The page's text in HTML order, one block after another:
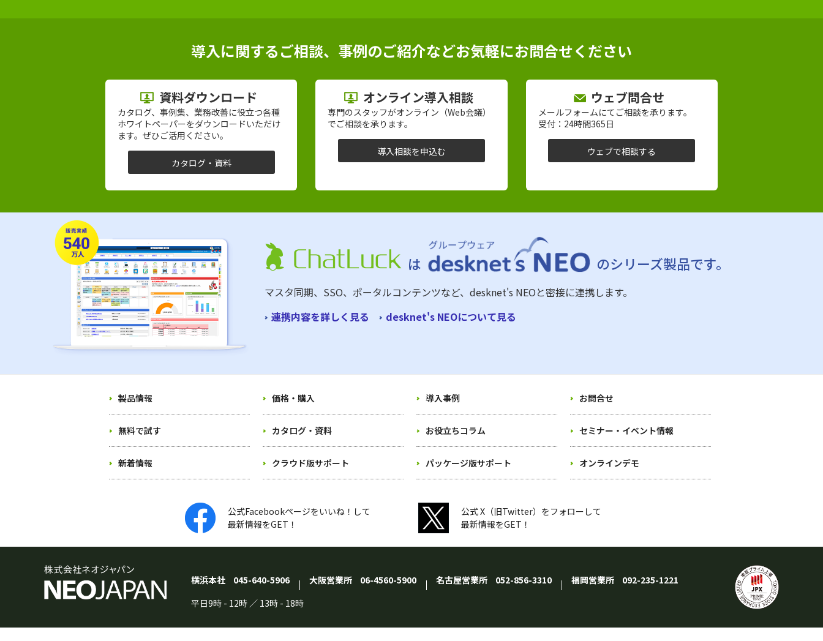
導入に関するご相談、事例のご紹介などお気軽にお問合せください
資料ダウンロード
カタログ、事例集、業務改善に役立つ各種
ホワイトペーパーをダウンロードいただけ
ます。ぜひご活用ください。
カタログ・資料
オンライン導入相談
専門のスタッフがオンライン（Web会議）
でご相談を承ります。
導入相談を申込む
ウェブ問合せ
メールフォームにてご相談を承ります。
受付：24時間365日
ウェブで相談する
は のシリーズ製品です。
マスタ同期、SSO、ポータルコンテンツなど、desknet's NEOと密接に連携します。
連携内容を詳しく見る
desknet's NEOについて見る
製品情報 価格・購入 導入事例 お問合せ
無料で試す カタログ・資料 お役立ちコラム セミナー・イベント情報
新着情報 クラウド版サポート パッケージ版サポート オンラインデモ
公式Facebookページをいいね！して
最新情報をGET！
公式 X（旧Twitter）をフォローして
最新情報をGET！
横浜本社 045-640-5906 大阪営業所 06-4560-5900 名古屋営業所 052-856-3310 福岡営業所
092-235-1221
平日9時 - 12時 ／ 13時 - 18時